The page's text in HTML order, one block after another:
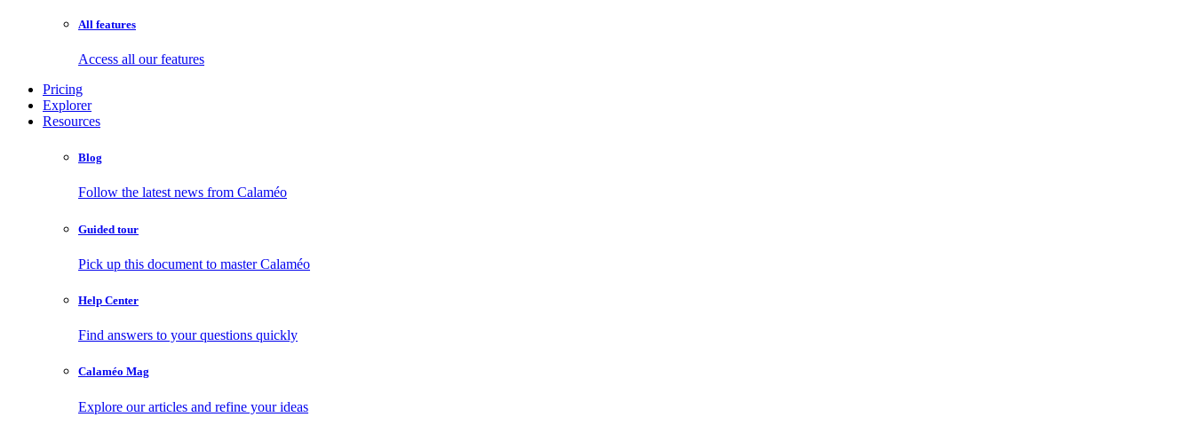
All features
Access all our features
Pricing
Explorer
Resources
Blog
Follow the latest news from Calaméo
Guided tour
Pick up this document to master Calaméo
Help Center
Find answers to your questions quickly
Calaméo Mag
Explore our articles and refine your ideas